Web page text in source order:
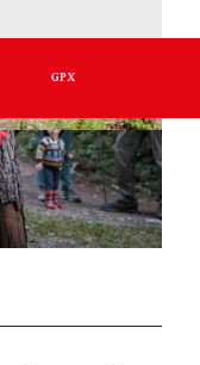
GPX